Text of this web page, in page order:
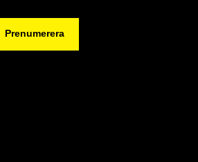
Prenumerera